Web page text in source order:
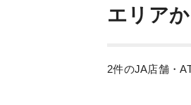
エリア
2件のJA店舗・